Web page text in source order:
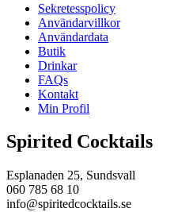
Sekretesspolicy
Användarvillkor
Användardata
Butik
Drinkar
FAQs
Kontakt
Min Profil
Spirited Cocktails
Esplanaden 25, Sundsvall
060 785 68 10
info@spiritedcocktails.se